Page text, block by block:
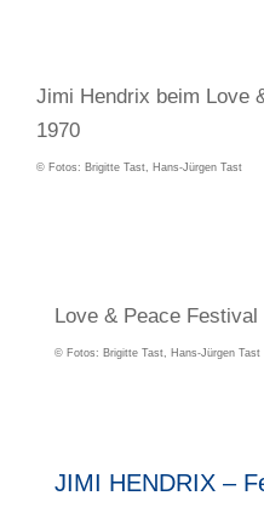
Jimi Hendrix beim Love
1970
© Fotos: Brigitte Tast, Hans-Jürgen Tast
Love & Peace Festival
© Fotos: Brigitte Tast, Hans-Jürgen Tast
JIMI HENDRIX –